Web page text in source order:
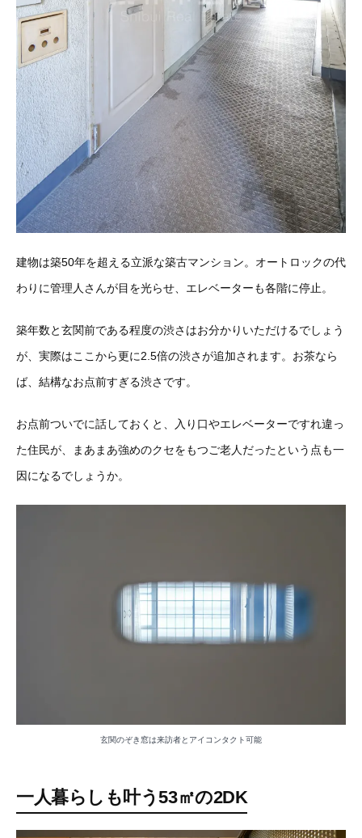
建物は築50年を超える立派な築古マンション。オートロックの代
わりに管理人さんが目を光らせ、エレベーターも各階に停止。
築年数と玄関前である程度の渋さはお分かりいただけるでしょう
が、実際はここから更に2.5倍の渋さが追加されます。お茶なら
ば、結構なお点前すぎる渋さです。
お点前ついでに話しておくと、入り口やエレベーターですれ違っ
た住民が、まあまあ強めのクセをもつご老人だったという点も一
因になるでしょうか。
玄関のぞき窓は来訪者とアイコンタクト可能
一人暮らしも叶う53㎡の2DK